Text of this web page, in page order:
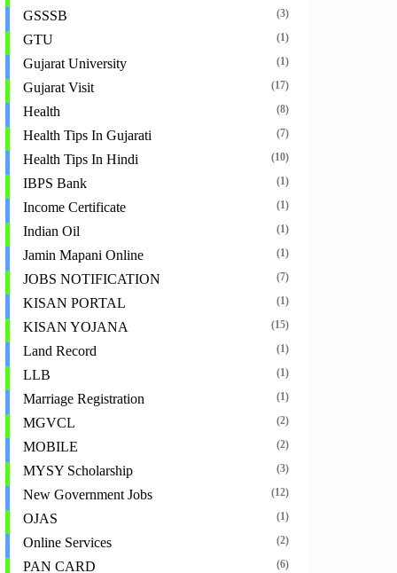
GSSSB (3)
GTU (1)
Gujarat University (1)
Gujarat Visit (17)
Health (8)
Health Tips In Gujarati (7)
Health Tips In Hindi (10)
IBPS Bank (1)
Income Certificate (1)
Indian Oil (1)
Jamin Mapani Online (1)
JOBS NOTIFICATION (7)
KISAN PORTAL (1)
KISAN YOJANA (15)
Land Record (1)
LLB (1)
Marriage Registration (1)
MGVCL (2)
MOBILE (2)
MYSY Scholarship (3)
New Government Jobs (12)
OJAS (1)
Online Services (2)
PAN CARD (6)